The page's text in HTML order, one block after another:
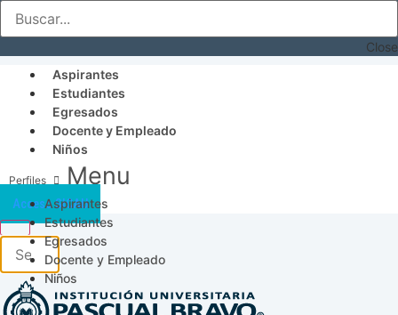
Close
Aspirantes
Estudiantes
Egresados
Docente y Empleado
Niños
Menu
Aspirantes
Estudiantes
Egresados
Docente y Empleado
Niños
Acceso SICAU